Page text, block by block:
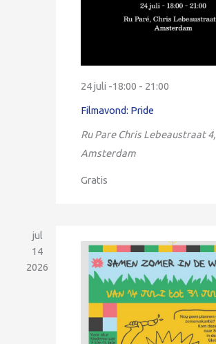
24 juli -18:00 - 21:00
Filmavond: Pride
Ru Pare Chris Lebeaustraat 4,
Amsterdam
Gratis
jul
14
2026